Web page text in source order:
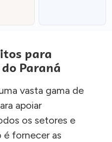
para
Paraná
vasta gama de
apoiar
os setores e
fornecer as